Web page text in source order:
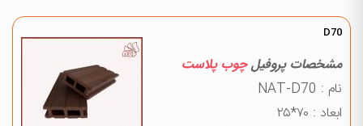
D70
مشخصات پروفیلچوب پلاست
نام : NAT-D70
ابعاد : ۷۰*۲۵